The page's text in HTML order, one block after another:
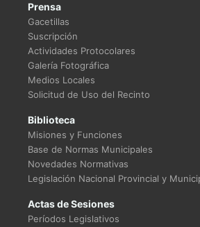
Prensa
Gacetillas
Suscripción
Actividades Protocolares
Galería Fotográfica
Medios Locales
Solicitud de Uso del Recinto
Biblioteca
Misiones y Funciones
Base de Normas Municipales
Novedades Normativas
Legislación Nacional Provincial y
Actas de Sesiones
Períodos Legislativos